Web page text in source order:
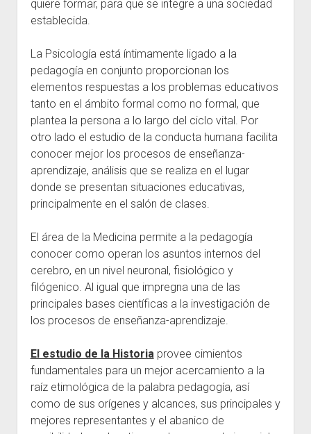
quiere formar, para que se integre a una sociedad
establecida.
La Psicología está íntimamente ligado a la
pedagogía en conjunto proporcionan los
elementos respuestas a los problemas educativos
tanto en el ámbito formal como no formal, que
plantea la persona a lo largo del ciclo vital. Por
otro lado el estudio de la conducta humana facilita
conocer mejor los procesos de enseñanza-
aprendizaje, análisis que se realiza en el lugar
donde se presentan situaciones educativas,
principalmente en el salón de clases.
El área de la Medicina permite a la pedagogía
conocer como operan los asuntos internos del
cerebro, en un nivel neuronal, fisiológico y
filógenico. Al igual que impregna una de las
principales bases científicas a la investigación de
los procesos de enseñanza-aprendizaje.
El estudio de la Historiaprovee cimientos
fundamentales para un mejor acercamiento a la
raíz etimológica de la palabra pedagogía, así
como de sus orígenes y alcances, sus principales y
mejores representantes y el abanico de